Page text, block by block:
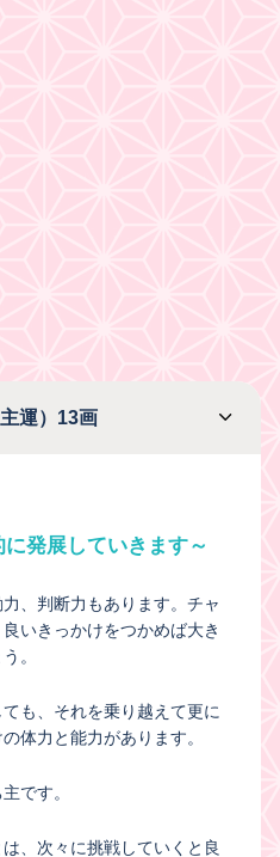
運）13画
発展していきます～
、判断力もあります。チャ
いきっかけをつかめば大き
。
も、それを乗り越えて更に
体力と能力があります。
です。
、次々に挑戦していくと良